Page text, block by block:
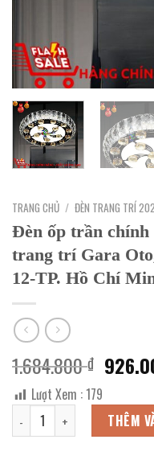
TRANG CHỦ / ĐÈN TRANG TRÍ
Đèn ốp trần chính
trang trí Gara
12-TP. Hồ Chí
1.684.800₫ Giá
gốc
là:
Lượt Xem :179
Đèn ốp trần chính hãng
THÊM